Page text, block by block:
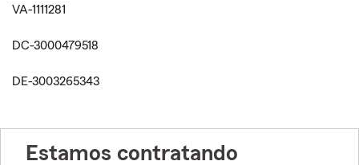
VA-1111281
DC-3000479518
DE-3003265343
Estamos contratando